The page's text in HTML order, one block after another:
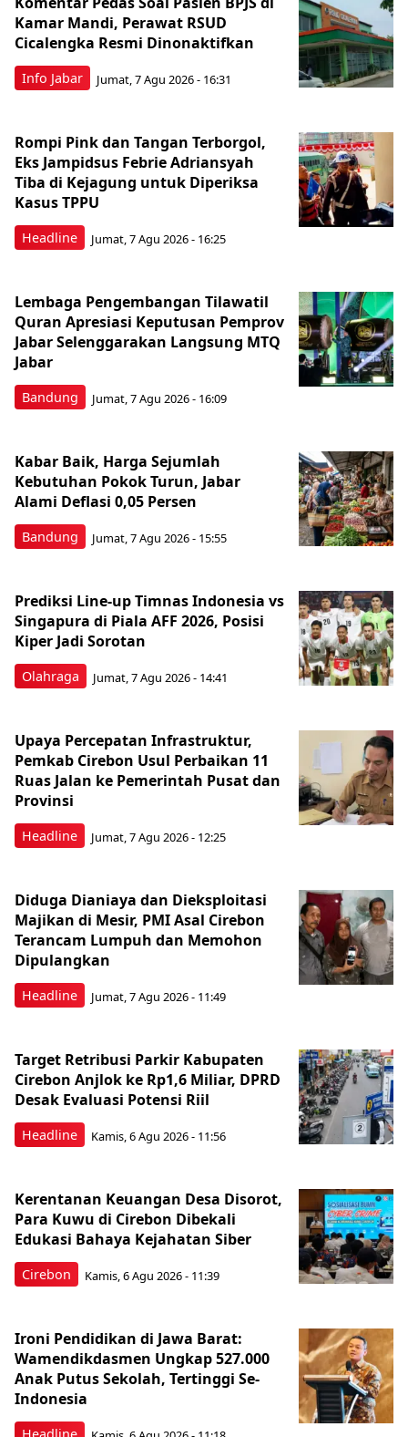
Info Jabar
Kamar Mandi, Perawat RSUD
Cicalengka Resmi Dinonaktifkan
Jumat, 7 Agu 2026 - 16:31
Headline
Rompi Pink dan Tangan Terborgol,
Eks Jampidsus Febrie Adriansyah
Tiba di Kejagung untuk Diperiksa
Kasus TPPU
Jumat, 7 Agu 2026 - 16:25
Bandung
Lembaga Pengembangan Tilawatil
Quran Apresiasi Keputusan Pemprov
Jabar Selenggarakan Langsung MTQ
Jabar
Jumat, 7 Agu 2026 - 16:09
Bandung
Kabar Baik, Harga Sejumlah
Kebutuhan Pokok Turun, Jabar
Alami Deflasi 0,05 Persen
Jumat, 7 Agu 2026 - 15:55
Olahraga
Prediksi Line-up Timnas Indonesia vs
Singapura di Piala AFF 2026, Posisi
Kiper Jadi Sorotan
Jumat, 7 Agu 2026 - 14:41
Headline
Upaya Percepatan Infrastruktur,
Pemkab Cirebon Usul Perbaikan 11
Ruas Jalan ke Pemerintah Pusat dan
Provinsi
Jumat, 7 Agu 2026 - 12:25
Headline
Diduga Dianiaya dan Dieksploitasi
Majikan di Mesir, PMI Asal Cirebon
Terancam Lumpuh dan Memohon
Dipulangkan
Jumat, 7 Agu 2026 - 11:49
Headline
Target Retribusi Parkir Kabupaten
Cirebon Anjlok ke Rp1,6 Miliar, DPRD
Desak Evaluasi Potensi Riil
Kamis, 6 Agu 2026 - 11:56
Cirebon
Kerentanan Keuangan Desa Disorot,
Para Kuwu di Cirebon Dibekali
Edukasi Bahaya Kejahatan Siber
Kamis, 6 Agu 2026 - 11:39
Ironi Pendidikan di Jawa Barat:
Wamendikdasmen Ungkap 527.000
Anak Putus Sekolah, Tertinggi Se-
Indonesia